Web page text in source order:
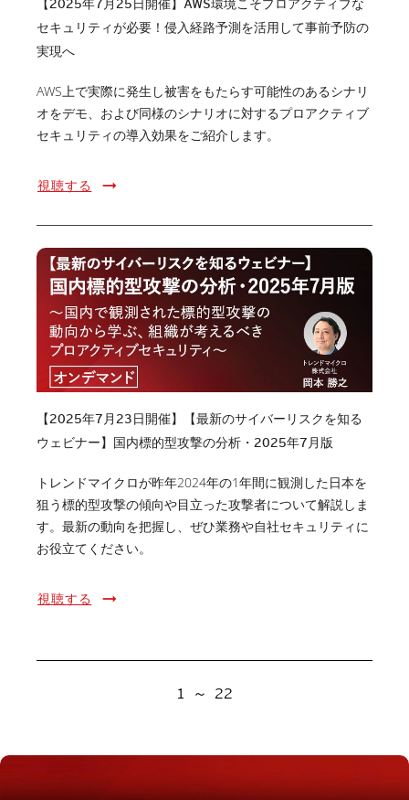
【2025年7月25日開催】AWS環境こそプロアクティブな
セキュリティが必要！侵入経路予測を活用して事前予防の
実現へ
AWS上で実際に発生し被害をもたらす可能性のあるシナリ
オをデモ、および同様のシナリオに対するプロアクティブ
セキュリティの導入効果をご紹介します。
視聴する
【2025年7月23日開催】【最新のサイバーリスクを知る
ウェビナー】国内標的型攻撃の分析・2025年7月版
トレンドマイクロが昨年2024年の1年間に観測した日本を
狙う標的型攻撃の傾向や目立った攻撃者について解説しま
す。最新の動向を把握し、ぜひ業務や自社セキュリティに
お役立てください。
視聴する
1 ～ 22